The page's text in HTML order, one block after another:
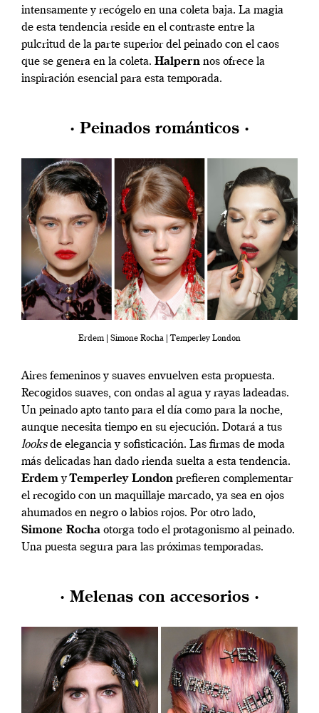
intensamente y recógelo en una coleta baja. La magia
de esta tendencia reside en el contraste entre la
pulcritud de la parte superior del peinado con el caos
que se genera en la coleta. Halpern nos ofrece la
inspiración esencial para esta temporada.
· Peinados románticos ·
Erdem | Simone Rocha | Temperley London
Aires femeninos y suaves envuelven esta propuesta.
Recogidos suaves, con ondas al agua y rayas ladeadas.
Un peinado apto tanto para el día como para la noche,
aunque necesita tiempo en su ejecución. Dotará a tus
looksde elegancia y sofisticación. Las firmas de moda
más delicadas han dado rienda suelta a esta tendencia.
ErdemyTemperley London prefieren complementar
el recogido con un maquillaje marcado, ya sea en ojos
ahumados en negro o labios rojos. Por otro lado,
Simone Rocha otorga todo el protagonismo al peinado.
Una puesta segura para las próximas temporadas.
· Melenas con accesorios ·